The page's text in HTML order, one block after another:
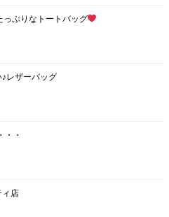
っぷりなトートバッグ
レザーバッグ
・・
ィ店